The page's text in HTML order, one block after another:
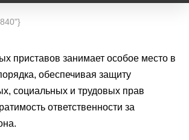
приставов занимает особое место в
обеспечивая защиту
социальных и трудовых прав
ответственности за